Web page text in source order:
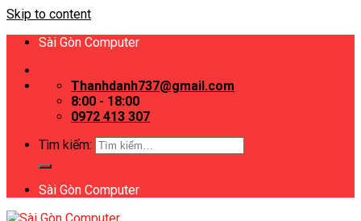
Skip to content
Sài Gòn Computer
Thanhdanh737@gmail.com
8:00 - 18:00
0972 413 307
Tìm kiếm:
Sài Gòn Computer